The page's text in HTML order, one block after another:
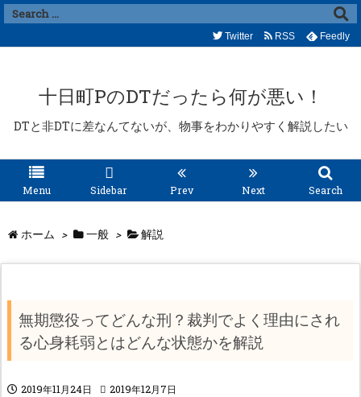
十日町PのDTだったら何が悪い！
DTと非DTに差なんてないが、物事をわかりやすく解説したい
Menu Sidebar Prev Next Search
Twitter RSS Feedly
ホーム > 一般 > 解説
無期懲役ってどんな刑？裁判でよく理由にされ
る心身耗弱とはどんな状態かを解説
2019年11月24日 2019年12月7日